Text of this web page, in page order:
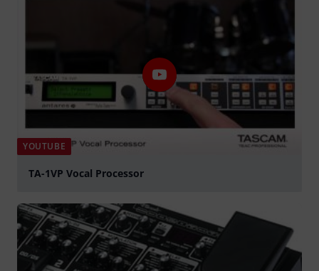
YOUTUBE
TA-1VP Vocal Processor